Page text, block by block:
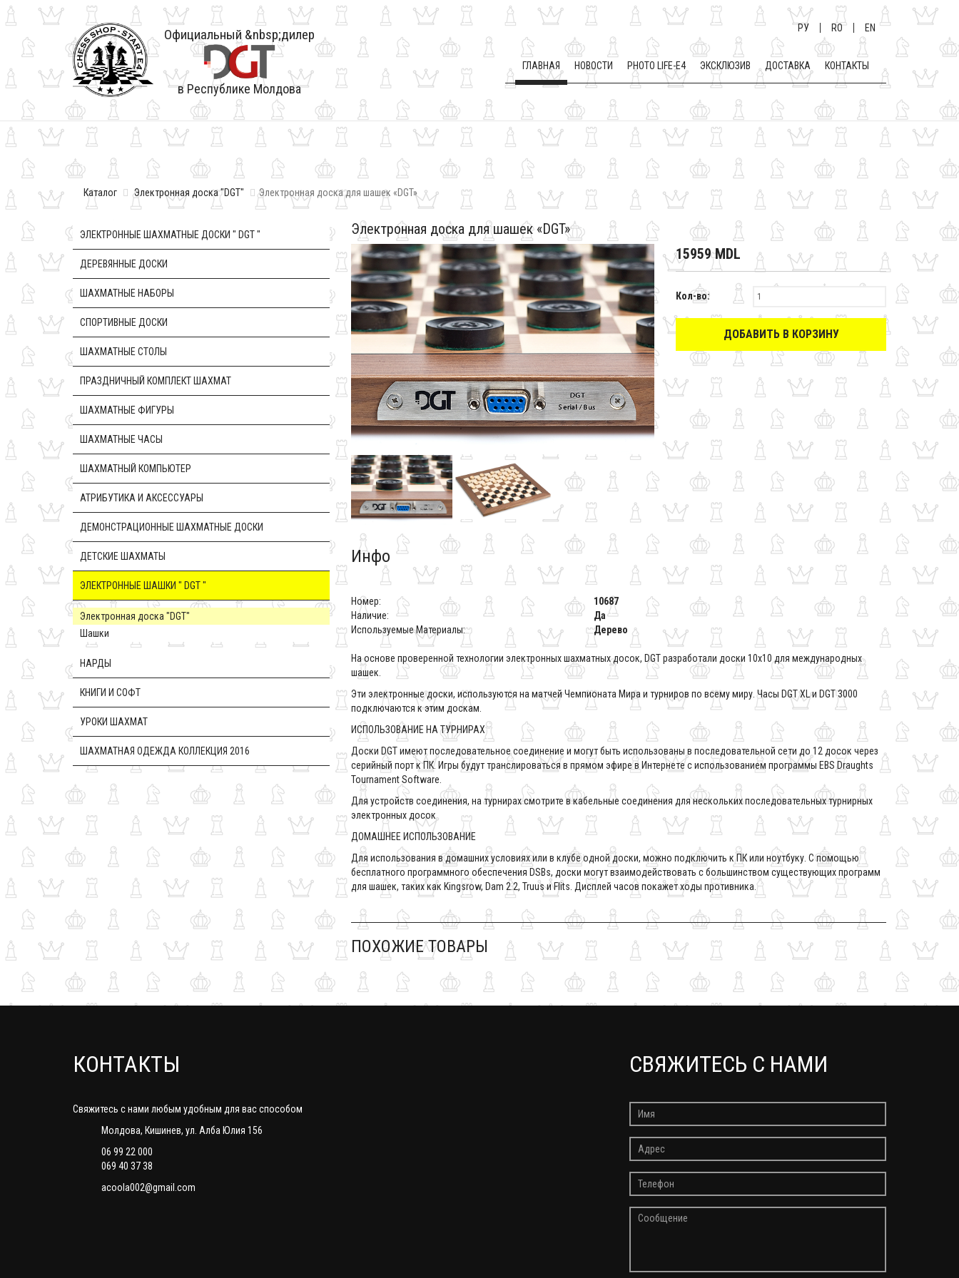
Официальный &nbsp;дилер
в Республике Молдова
РУ RO EN
ГЛАВНАЯ НОВОСТИ PHOTO LIFE-E4 ЭКСКЛЮЗИВ ДОСТАВКА КОНТАКТЫ
Каталог Электронная доска "DGT" Электронная доска для шашек «DGT»
ЭЛЕКТРОННЫЕ ШАХМАТНЫЕ ДОСКИ " DGT "
ДЕРЕВЯННЫЕ ДОСКИ
ШАХМАТНЫЕ НАБОРЫ
CПОРТИВНЫЕ ДОСКИ
ШАХМАТНЫЕ СТОЛЫ
ПРАЗДНИЧНЫЙ КОМПЛЕКТ ШАХМАТ
ШАХМАТНЫЕ ФИГУРЫ
ШАХМАТНЫЕ ЧАСЫ
ШАХМАТНЫЙ КОМПЬЮТЕР
АТРИБУТИКА И АКСЕССУАРЫ
ДЕМОНСТРАЦИОННЫЕ ШАХМАТНЫЕ ДОСКИ
ДЕТСКИЕ ШАХМАТЫ
ЭЛЕКТРОННЫЕ ШАШКИ " DGT "
Электронная доска "DGT"
Шашки
НАРДЫ
КНИГИ И СОФТ
УРОКИ ШАХМАТ
ШАХМАТНАЯ ОДЕЖДА КОЛЛЕКЦИЯ 2016
Электронная доска для шашек «DGT»
15959 MDL
Кол-во:
ДОБАВИТЬ В КОРЗИНУ
Инфо
Номер:
10687
Наличие:
Да
Используемые Материалы:
Дерево
На основе проверенной технологии электронных шахматных досок, DGT разработали доски 10х10 для международных
шашек.
Эти электронные доски, используются на матчей Чемпионата Мира и турниров по всему миру. Часы DGT XL и DGT 3000
подключаются к этим доскам.
ИСПОЛЬЗОВАНИЕ НА ТУРНИРАХ
Доски DGT имеют последовательное соединение и могут быть использованы в последовательной сети до 12 досок чeрез
серийный порт к ПК. Игры будут транслироваться в прямом эфире в Интернетe с использованием программы EBS Draughts
Tournament Software.
Для устройств соединения, на турнирaх смотрите в кабельныe соединения для нескольких последовательных турнирных
электронных досок
ДОМАШНЕЕ ИСПОЛЬЗОВАНИЕ
Для использования в домашних условиях или в клубе одной доски, можно подключить к ПК или ноутбуку. С помощью
бесплатного программного обеспечения DSBs, доски могут взаимодействовать с большинством существующих программ
для шашек, таких как Kingsrow, Dam 2.2, Truus и Flits. Дисплей часов покажет ходы противника.
ПОХОЖИЕ ТОВАРЫ
КОНТАКТЫ
Свяжитесь с нами любым удобным для вас способом
Молдова, Кишинев, ул. Алба Юлия 156
06 99 22 000
069 40 37 38
acoola002@gmail.com
СВЯЖИТЕСЬ С НАМИ